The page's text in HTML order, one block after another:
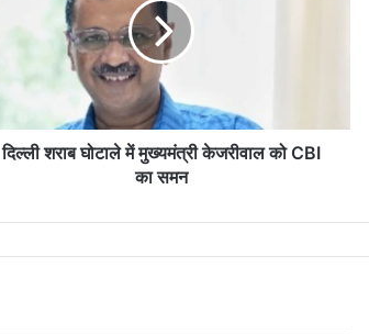
दिल्ली शराब घोटाले में मुख्यमंत्री केजरीवाल को CBI
का समन